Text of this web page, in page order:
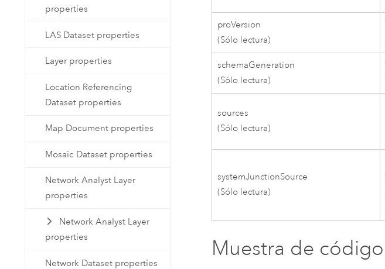
properties
LAS Dataset properties
Layer properties
Location Referencing
Dataset properties
Map Document properties
Mosaic Dataset properties
Network Analyst Layer
properties
Network Analyst Layer
properties
Network Dataset properties
proVersion
(Sólo lectura)
schemaGeneration
(Sólo lectura)
sources
(Sólo lectura)
systemJunctionSource
(Sólo lectura)
Muestra de código